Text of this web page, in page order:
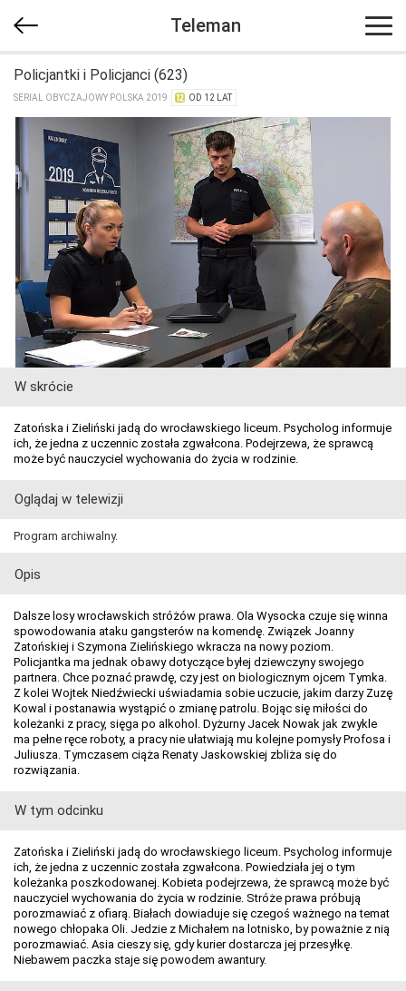
Teleman
Policjantki i Policjanci (623)
SERIAL OBYCZAJOWY POLSKA 2019 OD 12 LAT
W skrócie
Zatońska i Zieliński jadą do wrocławskiego liceum. Psycholog informuje
ich, że jedna z uczennic została zgwałcona. Podejrzewa, że sprawcą
może być nauczyciel wychowania do życia w rodzinie.
Oglądaj w telewizji
Program archiwalny.
Opis
Dalsze losy wrocławskich stróżów prawa. Ola Wysocka czuje się winna
spowodowania ataku gangsterów na komendę. Związek Joanny
Zatońskiej i Szymona Zielińskiego wkracza na nowy poziom.
Policjantka ma jednak obawy dotyczące byłej dziewczyny swojego
partnera. Chce poznać prawdę, czy jest on biologicznym ojcem Tymka.
Z kolei Wojtek Niedźwiecki uświadamia sobie uczucie, jakim darzy Zuzę
Kowal i postanawia wystąpić o zmianę patrolu. Bojąc się miłości do
koleżanki z pracy, sięga po alkohol. Dyżurny Jacek Nowak jak zwykle
ma pełne ręce roboty, a pracy nie ułatwiają mu kolejne pomysły Profosa i
Juliusza. Tymczasem ciąża Renaty Jaskowskiej zbliża się do
rozwiązania.
W tym odcinku
Zatońska i Zieliński jadą do wrocławskiego liceum. Psycholog informuje
ich, że jedna z uczennic została zgwałcona. Powiedziała jej o tym
koleżanka poszkodowanej. Kobieta podejrzewa, że sprawcą może być
nauczyciel wychowania do życia w rodzinie. Stróże prawa próbują
porozmawiać z ofiarą. Białach dowiaduje się czegoś ważnego na temat
nowego chłopaka Oli. Jedzie z Michałem na lotnisko, by poważnie z nią
porozmawiać. Asia cieszy się, gdy kurier dostarcza jej przesyłkę.
Niebawem paczka staje się powodem awantury.